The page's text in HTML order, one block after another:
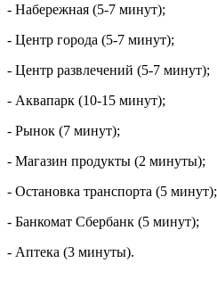
- Набережная (5-7 минут);
- Центр города (5-7 минут);
- Центр развлечений (5-7 минут);
- Аквапарк (10-15 минут);
- Рынок (7 минут);
- Магазин продукты (2 минуты);
- Остановка транспорта (5 минут);
- Банкомат Сбербанк (5 минут);
- Аптека (3 минуты).